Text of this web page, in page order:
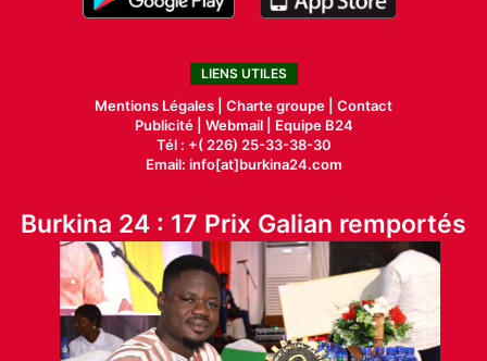
LIENS UTILES
Mentions Légales | Charte groupe | Contact
Publicité| Webmail |
Equipe B24
Tél : +( 226) 25-33-38-30
Email: info[at]burkina24.com
Burkina 24 : 17 Prix Galian remportés